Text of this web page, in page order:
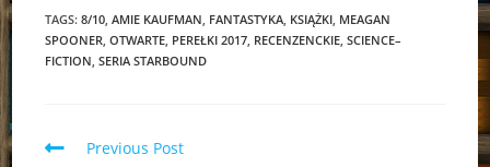
TAGS:8/10, AMIE KAUFMAN, FANTASTYKA, KSIĄŻKI, MEAGAN
SPOONER, OTWARTE, PEREŁKI 2017, RECENZENCKIE, SCIENCE–
FICTION, SERIA STARBOUND
Read
Previous Post